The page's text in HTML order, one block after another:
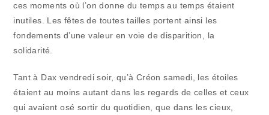
ces moments où l’on donne du temps au temps étaient
inutiles. Les fêtes de toutes tailles portent ainsi les
fondements d’une valeur en voie de disparition, la
solidarité.
Tant à Dax vendredi soir, qu’à Créon samedi, les étoiles
étaient au moins autant dans les regards de celles et ceux
qui avaient osé sortir du quotidien, que dans les cieux,